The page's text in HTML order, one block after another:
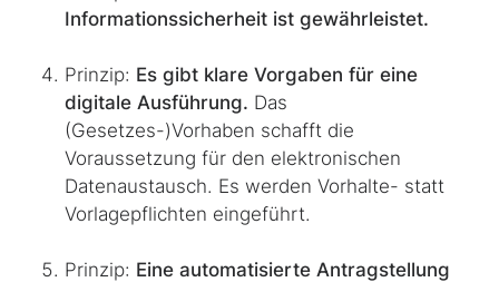
Informationssicherheit ist gewährleistet.
Prinzip: Es gibt klare Vorgaben für eine
digitale Ausführung. Das
(Gesetzes-)Vorhaben schafft die
Voraussetzung für den elektronischen
Datenaustausch. Es werden Vorhalte- statt
Vorlagepflichten eingeführt.
Prinzip: Eine automatisierte Antragstellung